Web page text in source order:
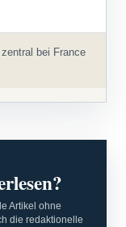
bei France
Artikel ohne
die redaktionelle